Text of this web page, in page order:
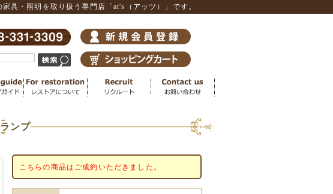
具・照明を取り扱う専門店「at's（アッツ）」です。
ンプ
こちらの商品はご成約いただきました。